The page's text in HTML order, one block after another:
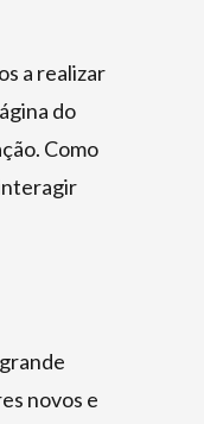
a realizar
do
Como
novos e